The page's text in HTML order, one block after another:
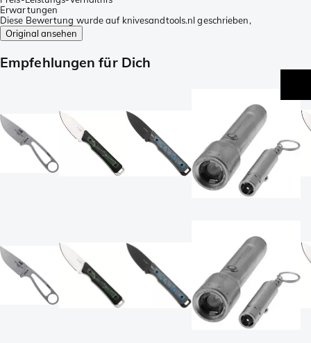
Erwartungen
Diese Bewertung wurde auf knivesandtools.nl geschrieben,
Original ansehen
Empfehlungen für Dich